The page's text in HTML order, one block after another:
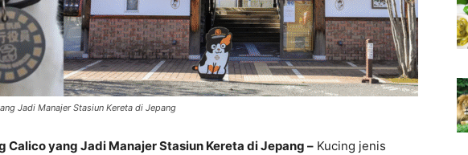
Jadi Manajer Stasiun Kereta di Jepang
Calico yang Jadi Manajer Stasiun Kereta di Jepang – Kucing jenis